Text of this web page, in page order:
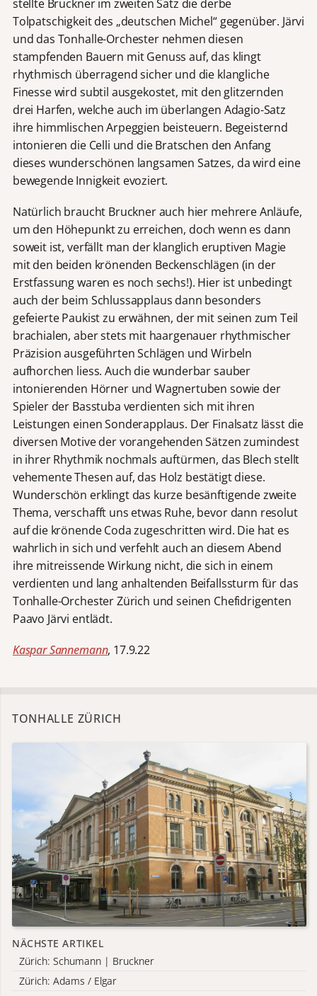
stellte Bruckner im zweiten Satz die derbe
Tolpatschigkeit des „deutschen Michel“ gegenüber. Järvi
und das Tonhalle-Orchester nehmen diesen
stampfenden Bauern mit Genuss auf, das klingt
rhythmisch überragend sicher und die klangliche
Finesse wird subtil ausgekostet, mit den glitzernden
drei Harfen, welche auch im überlangen Adagio-Satz
ihre himmlischen Arpeggien beisteuern. Begeisternd
intonieren die Celli und die Bratschen den Anfang
dieses wunderschönen langsamen Satzes, da wird eine
bewegende Innigkeit evoziert.
Natürlich braucht Bruckner auch hier mehrere Anläufe,
um den Höhepunkt zu erreichen, doch wenn es dann
soweit ist, verfällt man der klanglich eruptiven Magie
mit den beiden krönenden Beckenschlägen (in der
Erstfassung waren es noch sechs!). Hier ist unbedingt
auch der beim Schlussapplaus dann besonders
gefeierte Paukist zu erwähnen, der mit seinen zum Teil
brachialen, aber stets mit haargenauer rhythmischer
Präzision ausgeführten Schlägen und Wirbeln
aufhorchen liess. Auch die wunderbar sauber
intonierenden Hörner und Wagnertuben sowie der
Spieler der Basstuba verdienten sich mit ihren
Leistungen einen Sonderapplaus. Der Finalsatz lässt die
diversen Motive der vorangehenden Sätzen zumindest
in ihrer Rhythmik nochmals auftürmen, das Blech stellt
vehemente Thesen auf, das Holz bestätigt diese.
Wunderschön erklingt das kurze besänftigende zweite
Thema, verschafft uns etwas Ruhe, bevor dann resolut
auf die krönende Coda zugeschritten wird. Die hat es
wahrlich in sich und verfehlt auch an diesem Abend
ihre mitreissende Wirkung nicht, die sich in einem
verdienten und lang anhaltenden Beifallssturm für das
Tonhalle-Orchester Zürich und seinen Chefidrigenten
Paavo Järvi entlädt.
Kaspar Sannemann, 17.9.22
TONHALLE ZÜRICH
NÄCHSTE ARTIKEL
Zürich: Schumann | Bruckner
Zürich: Adams / Elgar